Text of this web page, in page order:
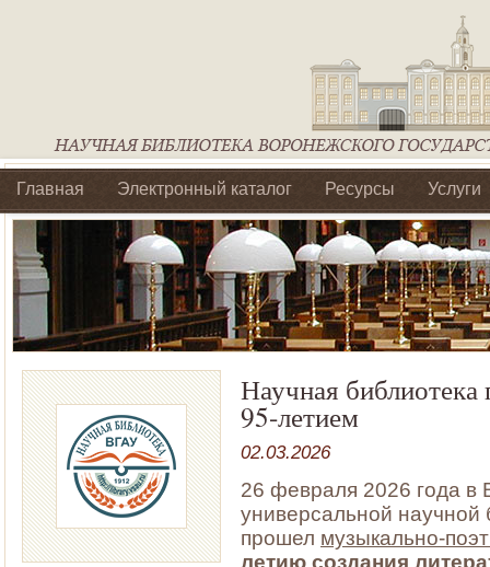
Главная Электронный каталог Ресурсы Услуги
Библиотеки регионального отделения Ассоциации
Научная
95-летием
02.03.2026
26 февраля 2026 года в
универсальной
прошел музыкально-
летию создания